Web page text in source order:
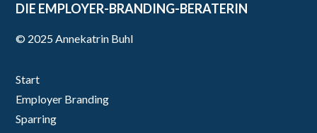
DIE EMPLOYER-BRANDING-BERATERIN
© 2025 Annekatrin Buhl
Start
Employer Branding
Sparring